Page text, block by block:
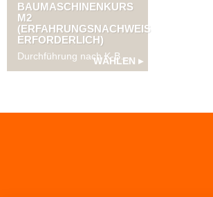
BAUMASCHINENKURS
M2
(ERFAHRUNGSNACHWEIS
ERFORDERLICH)
Durchführung nach K-BMF Standard. Dieser 2 Tageskurs vermittelt die Grundlagen zu Baumaschinen der Kategorie M2, also für Rad- und Raupenbagger.
WÄHLEN ▸